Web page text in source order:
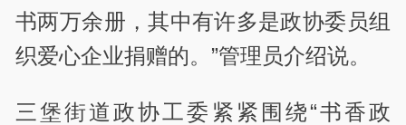
书两万余册，其中有许多是政协委员组
织爱心企业捐赠的。”管理员介绍说。
三堡街道政协工委紧紧围绕“书香政